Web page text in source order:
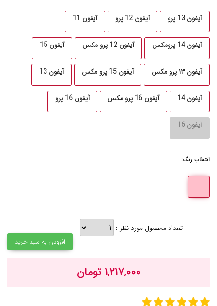
آیفون 13 پرو آیفون 12 پرو آیفون 11
آیفون 14 پرومکس آیفون 12 پرو مکس آیفون 15
آیفون ۱۳ پرو مکس آیفون 15 پرو مکس آیفون 13
آیفون 14 آیفون 16 پرو مکس آیفون 16 پرو
آیفون 16
انتخاب رنگ:
تعداد محصول مورد نظر :
افزودن به سبد خرید
۱,۲۱۷,۰۰۰ تومان